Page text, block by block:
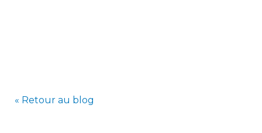
« Retour au blog